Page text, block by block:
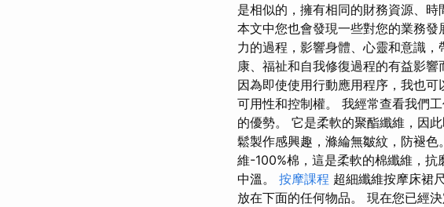
是相似的，擁有相同的財務資源、
本文中您也會發現一些對您的業務
力的過程，影響身體、心靈和意識，
康、福祉和自我修復過程的有益影
因為即使使用行動應用程序，我也可
可用性和控制權。 我經常查看我們
的優勢。 它是柔軟的聚酯纖維，因
鬆製作感興趣，滌綸無皺紋，防褪
維-100%棉，這是柔軟的棉纖維，
中溫。 按摩課程 超細纖維按摩床裙
放在下面的任何物品。 現在您已經